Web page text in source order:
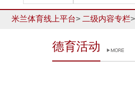
米兰体育线上平台> 二级内容专栏
德育活动